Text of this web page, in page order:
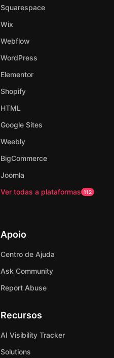
Squarespace
Wix
Webflow
WordPress
Elementor
Shopify
HTML
Google Sites
Weebly
BigCommerce
Joomla
Ver todas a plataformas 112
Apoio
Centro de Ajuda
Ask Community
Report Abuse
Recursos
AI Visibility Tracker
Solutions